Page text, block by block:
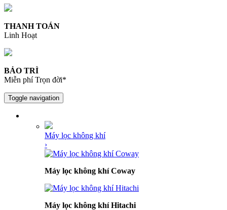
THANH TOÁN
Linh Hoạt
BẢO TRÌ
Miễn phí Trọn đời*
Toggle navigation
Máy lọc không khí
›
Máy lọc không khí Coway
Máy lọc không khí Hitachi